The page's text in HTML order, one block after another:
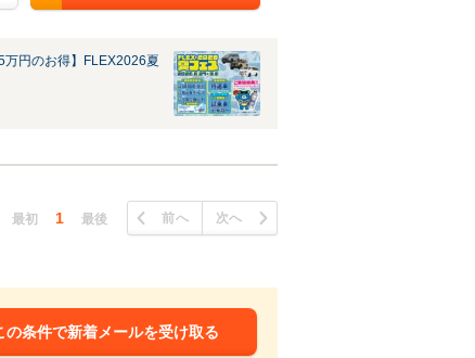
万円のお得】FLEX2026夏
最初 1 最後 前へ 次へ
の条件で新着メールを受け取る